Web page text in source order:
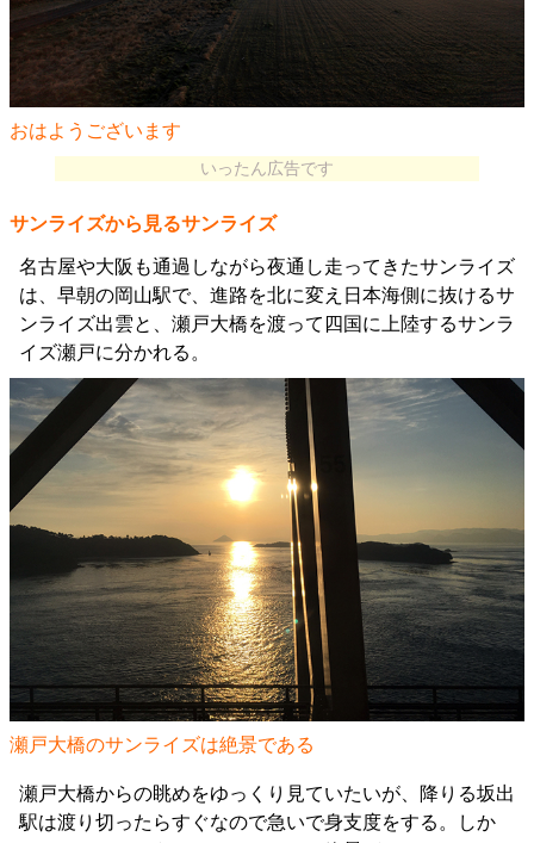
おはようございます
いったん広告です
サンライズから見るサンライズ
名古屋や大阪も通過しながら夜通し走ってきたサンライズ
は、早朝の岡山駅で、進路を北に変え日本海側に抜けるサ
ンライズ出雲と、瀬戸大橋を渡って四国に上陸するサンラ
イズ瀬戸に分かれる。
瀬戸大橋のサンライズは絶景である
瀬戸大橋からの眺めをゆっくり見ていたいが、降りる坂出
駅は渡り切ったらすぐなので急いで身支度をする。しか